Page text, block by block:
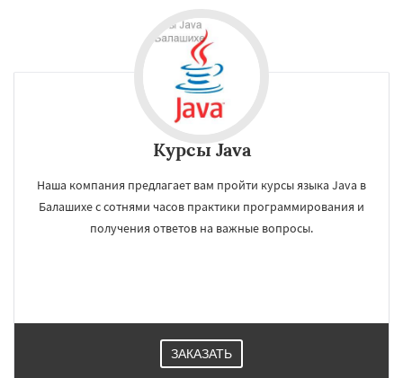
Курсы Java
Наша компания предлагает вам пройти курсы языка Java в
Балашихе с сотнями часов практики программирования и
получения ответов на важные вопросы.
ЗАКАЗАТЬ